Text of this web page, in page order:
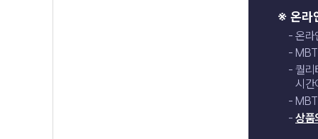
※ 온라
온라
퀄리
시간
상품